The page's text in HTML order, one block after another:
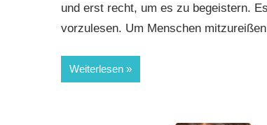
und erst recht, um es zu begeistern.
vorzulesen. Um Menschen
Weiterlesen